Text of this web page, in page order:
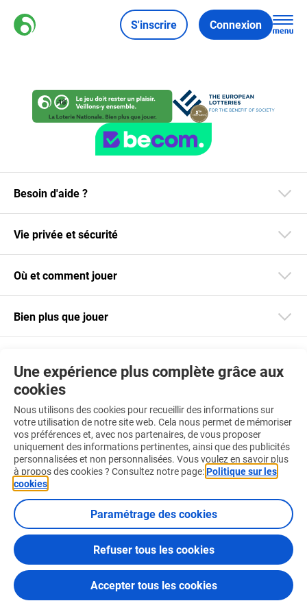
S'inscrire Connexion
Une expérience plus complète grâce aux
cookies
Nous utilisons des cookies pour recueillir des informations sur
votre utilisation de notre site web. Cela nous permet de mémoriser
vos préférences et, avec nos partenaires, de vous proposer
uniquement des informations pertinentes, ainsi que des publicités
personnalisées et non personnalisées. Vous voulez en savoir plus
à propos des cookies ? Consultez notre page:Politique sur les
cookies
Paramétrage des cookies
Refuser tous les cookies
Accepter tous les cookies
Besoin d'aide ?
Vie privée et sécurité
Où et comment jouer
Bien plus que jouer
Restez informé
Retrouvez-nous aussi sur :
Conditions d'utilisation Politique sur les cookies
Certificats et Codes de Conduite © 2026 Loterie Nationale